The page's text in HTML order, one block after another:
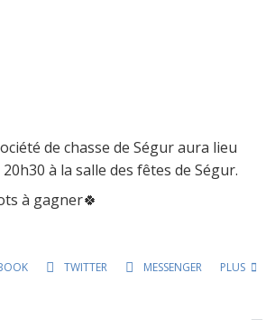
de chasse de Ségur aura lieu
à la salle des fêtes de Ségur.
à gagner🍀
TWITTER MESSENGER PLUS